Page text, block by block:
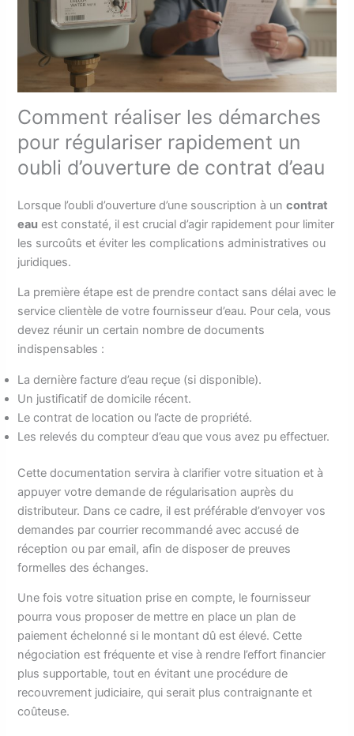
Comment réaliser les démarches
pour régulariser rapidement un
oubli d’ouverture de contrat d’eau
Lorsque l’oubli d’ouverture d’une souscription à uncontrat
eau est constaté, il est crucial d’agir rapidement pour limiter
les surcoûts et éviter les complications administratives ou
juridiques.
La première étape est de prendre contact sans délai avec le
service clientèle de votre fournisseur d’eau. Pour cela, vous
devez réunir un certain nombre de documents
indispensables :
La dernière facture d’eau reçue (si disponible).
Un justificatif de domicile récent.
Le contrat de location ou l’acte de propriété.
Les relevés du compteur d’eau que vous avez pu effectuer.
Cette documentation servira à clarifier votre situation et à
appuyer votre demande de régularisation auprès du
distributeur. Dans ce cadre, il est préférable d’envoyer vos
demandes par courrier recommandé avec accusé de
réception ou par email, afin de disposer de preuves
formelles des échanges.
Une fois votre situation prise en compte, le fournisseur
pourra vous proposer de mettre en place un plan de
paiement échelonné si le montant dû est élevé. Cette
négociation est fréquente et vise à rendre l’effort financier
plus supportable, tout en évitant une procédure de
recouvrement judiciaire, qui serait plus contraignante et
coûteuse.